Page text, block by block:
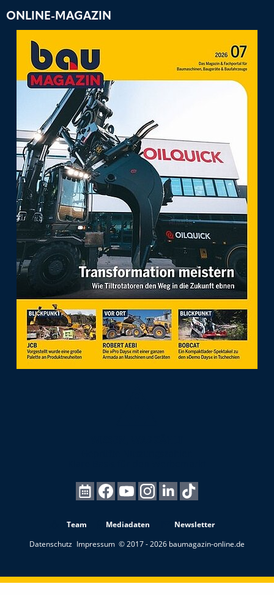
ONLINE-MAGAZIN
Team Mediadaten
Newsletter
Datenschutz Impressum © 2017 - 2026 baumagazin-online.de